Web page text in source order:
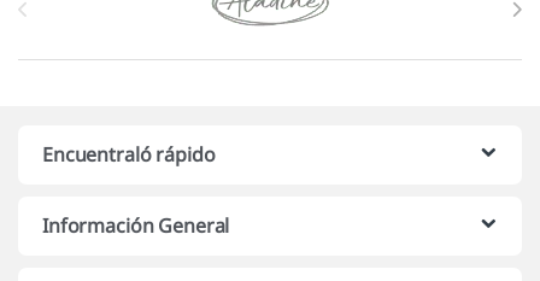
Encuentraló rápido
Información General